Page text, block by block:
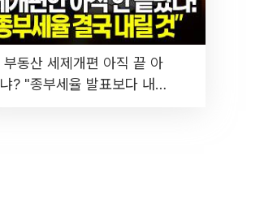
부동산 세제개편 아직 끝 아
냐? "종부세율 발표보다 내릴